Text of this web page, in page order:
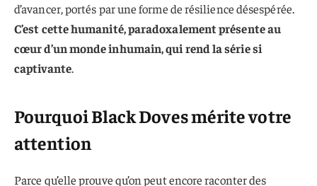
d’avancer, portés par une forme de résilience désespérée.
C’est cette humanité, paradoxalement présente au
cœur d’un monde inhumain, qui rend la série si
captivante.
Pourquoi Black Doves mérite votre
attention
Parce qu’elle prouve qu’on peut encore raconter des